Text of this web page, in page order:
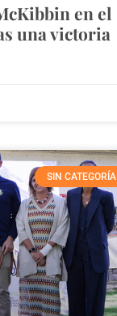
en el
una victoria
SIN CATEGORÍA